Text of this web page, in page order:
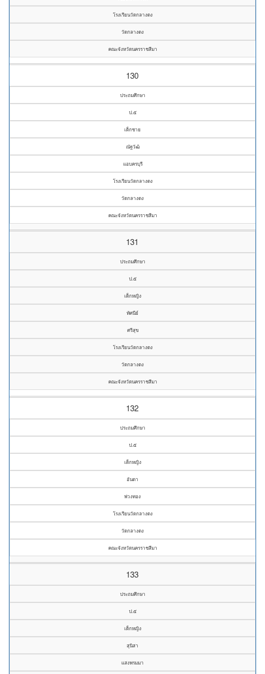
โรงเรียนวัดกลางดง
วัดกลางดง
คณะจังหวัดนครราชสีมา
130
ประถมศึกษา
ป.๕
เด็กชาย
ณัฐวัฒิ
แอบครบุรี
โรงเรียนวัดกลางดง
วัดกลางดง
คณะจังหวัดนครราชสีมา
131
ประถมศึกษา
ป.๕
เด็กหญิง
ทัศนีย์
ศรีสุข
โรงเรียนวัดกลางดง
วัดกลางดง
คณะจังหวัดนครราชสีมา
132
ประถมศึกษา
ป.๕
เด็กหญิง
อันดา
พ่วงทอง
โรงเรียนวัดกลางดง
วัดกลางดง
คณะจังหวัดนครราชสีมา
133
ประถมศึกษา
ป.๕
เด็กหญิง
สุนิสา
แสงพรมมา